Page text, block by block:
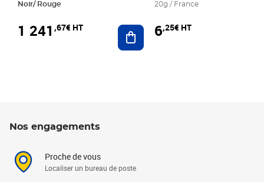
Noir/ Rouge
1 241 ,67€ HT Ajouter au panier
20g / France
6,25€ HT
Nos engagements
Proche de vous
Localiser un bureau de poste